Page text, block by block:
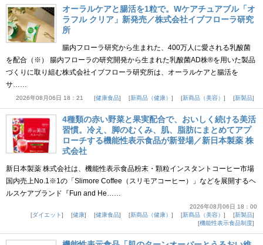
オーラルケアと腸活を1粒で。Wケアチュアブル「オ
ラフル クリア」新発売／株式会社イブフローラ研究
所
腸内フローラ研究から生まれた、400万人に愛される乳酸菌
を配合（※） 腸内フローラの研究開発から生まれた乳酸菌AD株®を用いた製品
づくりに取り組む株式会社イブフローラ研究所は、オーラルケアと腸活を
サ……
2026年08月06日 18：21 健康食品 新商品（健康） 新商品（美容） 新製品
4種類の赤い野菜と果実配合で、おいしく続ける美活
習慣。冷え、脚のむくみ、肌、脂肪にまとめてアプ
ローチする機能性表示食品が新登場／新日本製薬 株
式会社
新日本製薬 株式会社は、機能性表示食品粉末・顆粒インスタントコーヒー市場
国内売上No.1※1の「Slimore Coffee（スリモアコーヒー）」などを展開するヘ
ルスケアブランド『Fun and He……
2026年08月06日 18：00
ダイエット
健康 健康食品 新商品（健康） 新商品（美容）
新製品
機能性表示食品制度